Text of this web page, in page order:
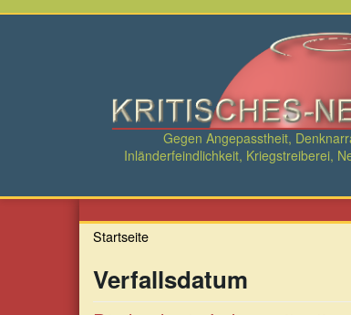
Direkt
Gegen Angepasstheit,
Inländerfeindlichkeit, Kriegstreiberei,
Startseite
Verfallsdatum